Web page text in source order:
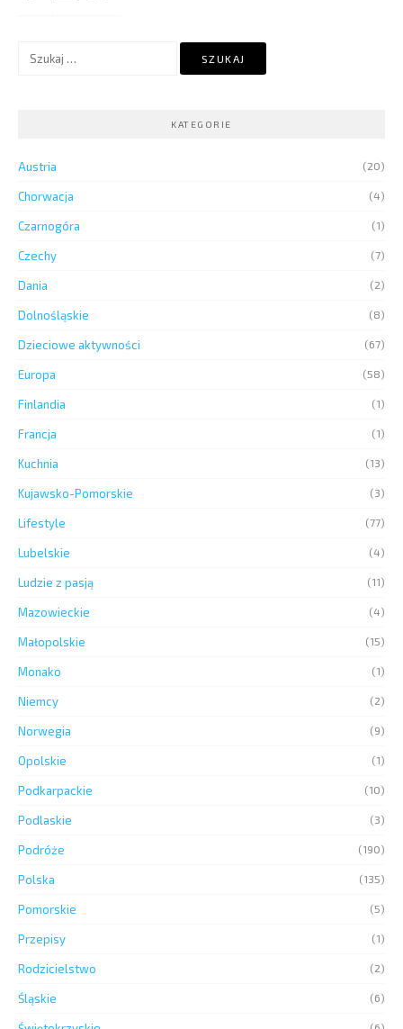
Szukaj:
KATEGORIE
Austria (20)
Chorwacja (4)
Czarnogóra (1)
Czechy (7)
Dania (2)
Dolnośląskie (8)
Dzieciowe aktywności (67)
Europa (58)
Finlandia (1)
Francja (1)
Kuchnia (13)
Kujawsko-Pomorskie (3)
Lifestyle (77)
Lubelskie (4)
Ludzie z pasją (11)
Mazowieckie (4)
Małopolskie (15)
Monako (1)
Niemcy (2)
Norwegia (9)
Opolskie (1)
Podkarpackie (10)
Podlaskie (3)
Podróże (190)
Polska (135)
Pomorskie (5)
Przepisy (1)
Rodzicielstwo (2)
Śląskie (6)